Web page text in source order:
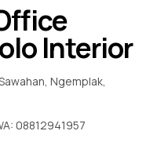
Interior
Ngemplak,
08812941957